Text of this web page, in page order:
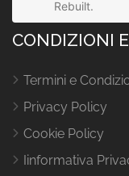
Rebuilt.
CONDIZIONI
Termini e
Privacy Policy
Cookie Policy
Iinformativa